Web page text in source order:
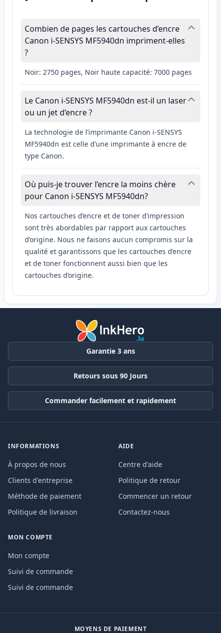
Combien de pages les cartouches d’encre
Canon i-SENSYS MF5940dn impriment-elles
?
Noir: 2750 pages, Noir haute capacité: 7000 pages
Le Canon i-SENSYS MF5940dn est-il un laser
ou un jet d’encre ?
La technologie de l’imprimante Canon i-SENSYS
MF5940dn est celle d’une imprimante à encre de
type Canon.
Où puis-je trouver l’encre la moins chère
pour Canon i-SENSYS MF5940dn?
Nos cartouches d’encre et de toner d’impression
sont très abordables par rapport aux cartouches
d’origine. Nous ne faisons aucun compromis sur la
qualité et garantissons que les cartouches d’encre
et de toner fonctionnent aussi bien que les
cartouches d’origine.
Garantie 3 ans
Retours sous 90 Jours
Commander facilement et rapidement
INFORMATIONS
À propos de nous
Clients d'entreprise
Méthode de paiement
Politique de livraison
AIDE
Centre d'aide
Politique de retour
Commencer un retour
Contactez-nous
MON COMPTE
Mon compte
Suivi de commande
Suivi de commande
MOYENS DE PAIEMENT